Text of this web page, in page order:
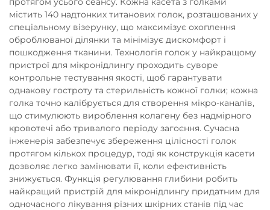
містить 140 надтонких титанових голок, розташованих у
спеціальному візерунку, що максимізує охоплення
оброблюваної ділянки та мінімізує дискомфорт і
пошкодження тканини. Технологія голок у найкращому
пристрої для мікронідлингу проходить суворе
контрольне тестування якості, щоб гарантувати
однакову гостроту та стерильність кожної голки; кожна
голка точно калібрується для створення мікро-каналів,
що стимулюють вироблення колагену без надмірного
кровотечі або тривалого періоду загоєння. Сучасна
інженерія забезпечує збереження цілісності голок
протягом кількох процедур, тоді як конструкція касети
дозволяє легко замінювати її, коли ефективність
знижується. Функція регулювання глибини робить
найкращий пристрій для мікронідлингу придатним для
одночасного лікування різних шкірних станів під час